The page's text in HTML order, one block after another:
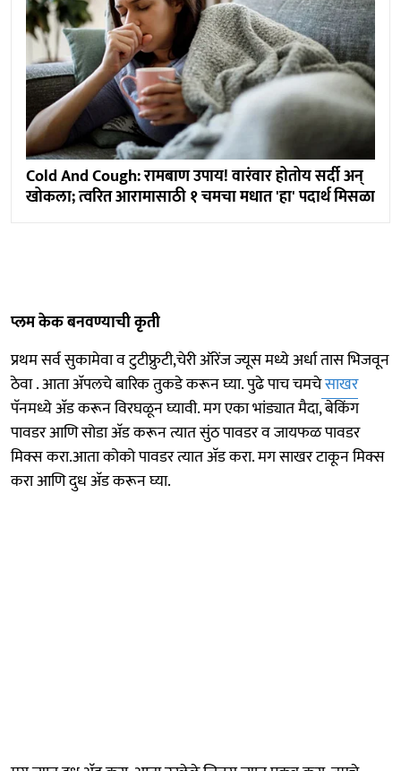
Cold And Cough: रामबाण उपाय! वारंवार होतोय सर्दी अन्
खोकला; त्वरित आरामासाठी १ चमचा मधात 'हा' पदार्थ मिसळा
प्लम केक बनवण्याची कृती
प्रथम सर्व सुकामेवा व टुटीफ्रुटी,चेरी ऑरेंज ज्यूस मध्ये अर्धा तास भिजवून
ठेवा . आता अ‍ॅपलचे बारिक तुकडे करून घ्या. पुढे पाच चमचेसाखर
पॅनमध्ये अ‍ॅड करून विरघळून घ्यावी. मग एका भांड्यात मैदा, बेकिंग
पावडर आणि सोडा अ‍ॅड करून त्यात सुंठ पावडर व जायफळ पावडर
मिक्स करा.आता कोको पावडर त्यात अ‍ॅड करा. मग साखर टाकून मिक्स
करा आणि दुध अ‍ॅड करून घ्या.